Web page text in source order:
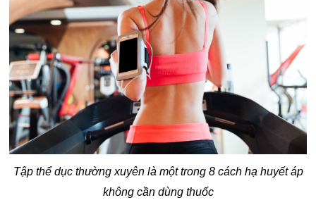
Tập thể dục thường xuyên là một trong 8 cách hạ huyết áp
không cần dùng thuốc